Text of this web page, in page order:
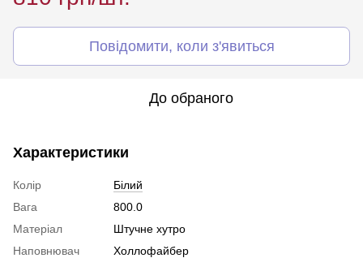
Повідомити, коли з'явиться
До обраного
Характеристики
Колір
Білий
Вага
800.0
Матеріал
Штучне хутро
Наповнювач
Холлофайбер